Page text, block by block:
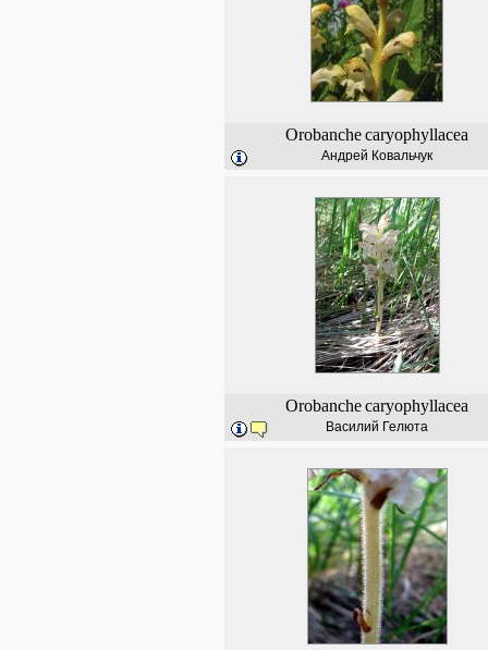
Orobanchecaryophyllacea
Андрей Ковальчук
Orobanchecaryophyllacea
Василий Гелюта